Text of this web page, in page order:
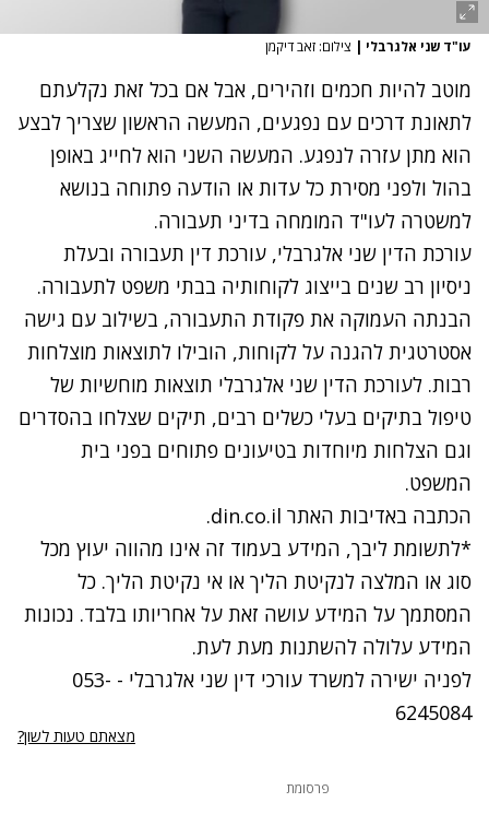
עו"ד שני אלגרבלי | צילום: זאב דיקמן
מוטב להיות חכמים וזהירים, אבל אם בכל זאת נקלעתם
לתאונת דרכים עם נפגעים, המעשה הראשון שצריך לבצע
הוא מתן עזרה לנפגע. המעשה השני הוא לחייג באופן
בהול ולפני מסירת כל עדות או הודעה פתוחה בנושא
למשטרה לעו"ד המומחה בדיני תעבורה.
עורכת הדין שני אלגרבלי, עורכת דין תעבורה ובעלת
ניסיון רב שנים בייצוג לקוחותיה בבתי משפט לתעבורה.
הבנתה העמוקה את פקודת התעבורה, בשילוב עם גישה
אסטרטגית להגנה על לקוחות, הובילו לתוצאות מוצלחות
רבות. לעורכת הדין שני אלגרבלי תוצאות מוחשיות של
טיפול בתיקים בעלי כשלים רבים, תיקים שצלחו בהסדרים
וגם הצלחות מיוחדות בטיעונים פתוחים בפני בית
המשפט.
הכתבה באדיבות האתר din.co.il.
*לתשומת ליבך, המידע בעמוד זה אינו מהווה יעוץ מכל
סוג או המלצה לנקיטת הליך או אי נקיטת הליך. כל
המסתמך על המידע עושה זאת על אחריותו בלבד. נכונות
המידע עלולה להשתנות מעת לעת.
לפניה ישירה למשרד עורכי דין שני אלגרבלי - 053-
6245084
מצאתם טעות לשון?
פרסומת